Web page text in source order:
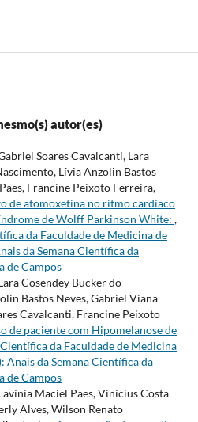
autor(es)
Soares Cavalcanti, Lara
Lívia Anzolin Bastos
Francine Peixoto Ferreira,
de atomoxetina no ritmo cardíaco
de Wolff Parkinson White: ,
da Faculdade de Medicina de
da Semana Científica da
de Campos
Cosendey Bucker do
Bastos Neves, Gabriel Viana
Cavalcanti, Francine Peixoto
de paciente com Hipomelanose de
da Faculdade de Medicina
Anais da Semana Científica da
de Campos
Maciel Paes, Vinícius Costa
Alves, Wilson Renato